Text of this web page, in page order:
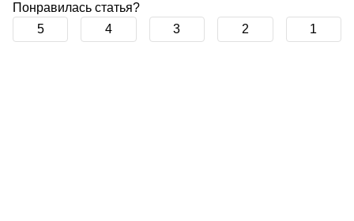
Понравилась статья?
5
4 3 2 1